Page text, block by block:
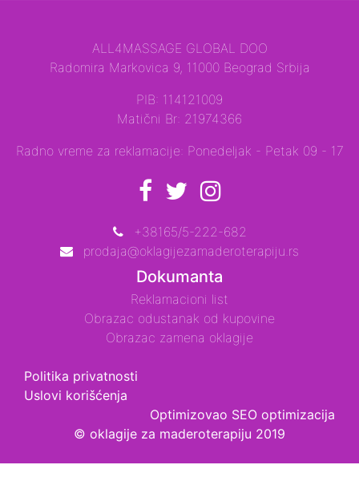
ALL4MASSAGE GLOBAL DOO
Radomira Markovica 9, 11000 Beograd Srbija
PIB: 114121009
Matični Br: 21974366
Radno vreme za reklamacije: Ponedeljak - Petak 09 - 17
+38165/5-222-682
prodaja@oklagijezamaderoterapiju.rs
Dokumanta
Reklamacioni list
Obrazac odustanak od kupovine
Obrazac zamena oklagije
Politika privatnosti
Uslovi korišćenja
Optimizovao SEO optimizacija
© oklagije za maderoterapiju 2019